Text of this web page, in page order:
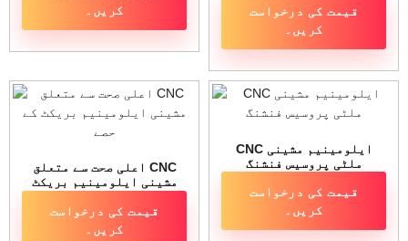
کریں۔
قیمت کی درخواست
کریں۔
اعلی صحت سے متعلق CNC
مشینی ایلومینیم بریکٹ
قیمت کی درخواست
کریں۔
CNC ایلومینیم مشینی
ملٹی پروسیس فنشنگ
قیمت کی درخواست
کریں۔